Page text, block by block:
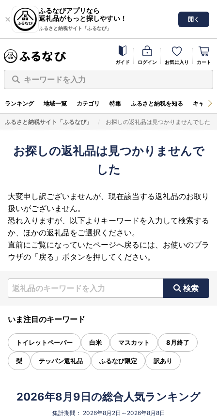
ふるなびアプリなら
返礼品がもっと探しやすい！
ふるさと納税サイト「ふるなび」
開く
ガイド ログイン お気に入り カート
キーワードを入力
ランキング 地域一覧 カテゴリ 特集 ふるさと納税を知る キャン
ふるさと納税サイト「ふるなび」 お探しの返礼品は見つかりませんでした
お探しの返礼品は見つかりませんで
した
大変申し訳ございませんが、現在該当する返礼品のお取り
扱いがございません。
恐れ入りますが、以下よりキーワードを入力して検索する
か、ほかの返礼品をご選択ください。
直前にご覧になっていたページへ戻るには、お使いのブラ
ウザの「戻る」ボタンを押してください。
検索
いま注目のキーワード
トイレットペーパー 白米 マスカット 8月終了
梨 テッパン返礼品 ふるなび限定 訳あり
2026年8月9日の総合人気ランキング
集計期間： 2026年8月2日～2026年8月8日